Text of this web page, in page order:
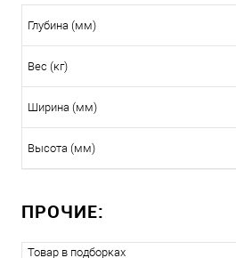
Глубина (мм)
Вес (кг)
Ширина (мм)
Высота (мм)
ПРОЧИЕ:
Товар в подборках